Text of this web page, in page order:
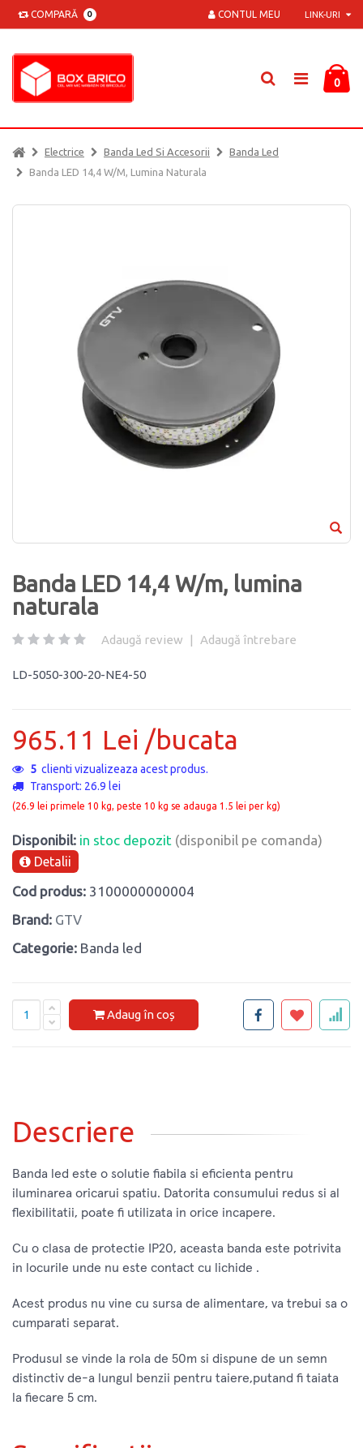
COMPARĂ 0 LINK-URI
CONTUL MEU
0
Electrice Banda Led Si Accesorii
Banda Led
Banda LED 14,4 W/m, Lumina Naturala
Banda LED 14,4 W/m, lumina
naturala
Adaugă review | Adaugă întrebare
LD-5050-300-20-NE4-50
965.11 Lei /bucata
5 clienti vizualizeaza acest produs.
Transport: 26.9 lei
(26.9 lei primele 10 kg, peste 10 kg se adauga 1.5 lei per kg)
Disponibil: in stoc depozit (disponibil pe comanda)
Detalii
Cod produs: 3100000000004
Brand: GTV
Categorie: Banda led
Adaug în coș
Descriere
Banda led este o solutie fiabila si eficienta pentru
iluminarea oricarui spatiu. Datorita consumului redus si al
flexibilitatii, poate fi utilizata in orice incapere.
Cu o clasa de protectie IP20, aceasta banda este potrivita
in locurile unde nu este contact cu lichide .
Acest produs nu vine cu sursa de alimentare, va trebui sa o
cumparati separat.
Produsul se vinde la rola de 50m si dispune de un semn
distinctiv de-a lungul benzii pentru taiere,putand fi taiata
la fiecare 5 cm.